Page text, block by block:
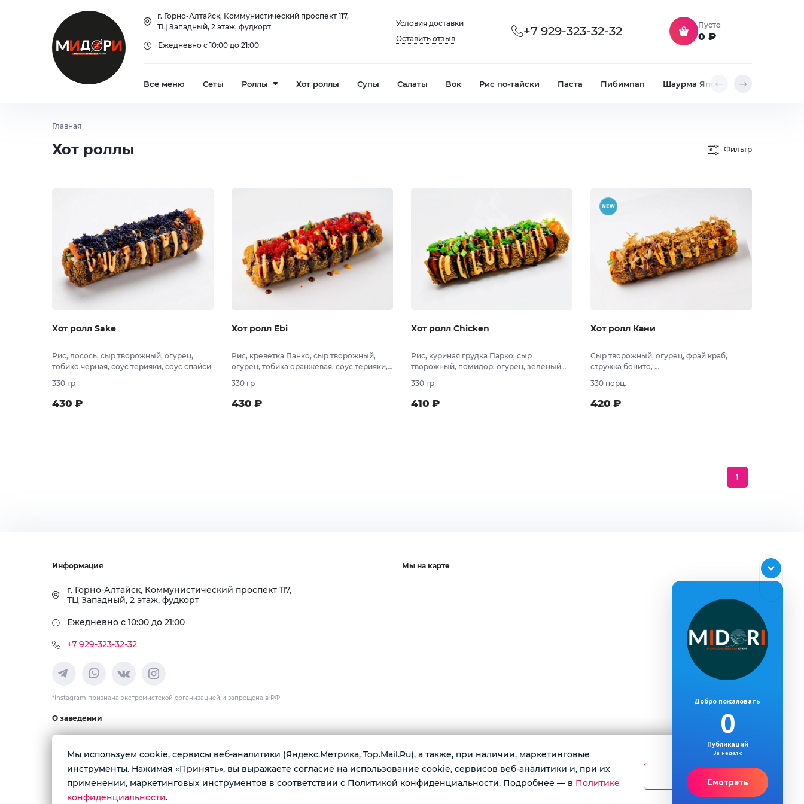
г. Горно-Алтайск, Коммунистический проспект 117,
ТЦ Западный, 2 этаж, фудкорт
Ежедневно с 10:00 до 21:00
Условия доставки
Оставить отзыв
+7 929-323-32-32 Пусто
0 ₽
Все меню Сеты Роллы
Роллы
Запеченные роллы
Холодные роллы
Хот роллы Супы Салаты Вок Рис по-тайски Паста Пибимпап Шаурма Японская
Лимонад
Лимонады
Холодный кофе
Главная
Хот роллы Фильтр
Хот ролл Sake
Рис, лосось, сыр творожный, огурец,
тобико черная, соус терияки, соус спайси
330 гр
430 ₽
Хот ролл Еbi
Рис, креветка Панко, сыр творожный,
огурец, тобика оранжевая, соус терияки,
330 гр
430 ₽
Хот ролл Chicken
Рис, куриная грудка Парко, сыр
творожный, помидор, огурец, зелёный
330 гр
410 ₽
Хот ролл Кани
Сыр творожный, огурец, фрай краб,
стружка бонито,
330 порц.
420 ₽
1
Информация
г. Горно-Алтайск, Коммунистический проспект 117,
ТЦ Западный, 2 этаж, фудкорт
Ежедневно с 10:00 до 21:00
+7 929-323-32-32
*Instagram признана экстремистской организацией и запрещена в РФ
Мы на карте
О заведении
Доставка Роллы,вок,том-ям,рамен,уфо бургер,бабл ти,кофе.
ИП Головина О. В.
ИНН: 650115720927
ОГРН 324650000000745
Мы используем cookie, сервисы веб-аналитики (Яндекс.Метрика, Top.Mail.Ru), а также, при наличии, маркетинговые
инструменты. Нажимая «Принять», вы выражаете согласие на использование cookie, сервисов веб-аналитики и, при их
применении, маркетинговых инструментов в соответствии с Политикой конфиденциальности. Подробнее — в Политике
конфиденциальности.
Принять
Добро пожаловать
0
Публикаций
За неделю
Смотреть